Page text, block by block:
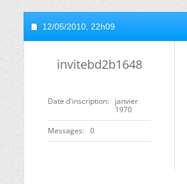
12/05/2010, 22h09
invitebd2b1648
Date d'inscription
janvier
1970
Messages 0